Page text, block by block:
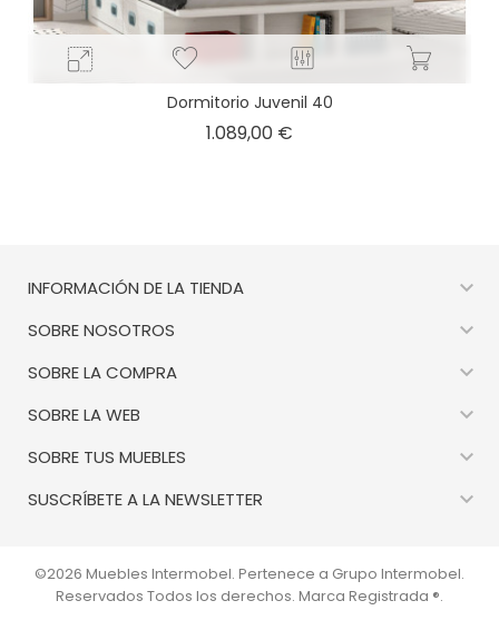
Dormitorio Juvenil 40
1.089,00 €
INFORMACIÓN DE LA TIENDA 
SOBRE NOSOTROS 
SOBRE LA COMPRA 
SOBRE LA WEB 
SOBRE TUS MUEBLES 
SUSCRÍBETE A LA NEWSLETTER 
©2026 Muebles Intermobel. Pertenece a Grupo Intermobel.
Reservados Todos los derechos. Marca Registrada ®.